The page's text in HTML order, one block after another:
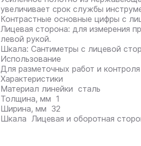
увеличивает срок службы
Контрастные основные цифры с
Лицевая сторона: для измерения
левой рукой.
Шкала: Сантиметры с лицевой
Использование
Для разметочных работ и
Характеристики
Материал линейки сталь
Толщина, мм 1
Ширина, мм 32
Шкала Лицевая и оборотная